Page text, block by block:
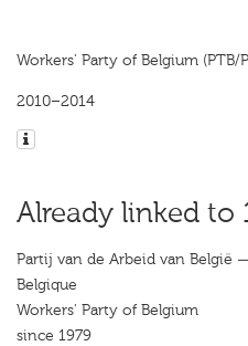
Workers' Party of Belgium (PTB/
2010–2014
Already linked to
Partij van de Arbeid van België
Belgique
Workers' Party of Belgium
since 1979